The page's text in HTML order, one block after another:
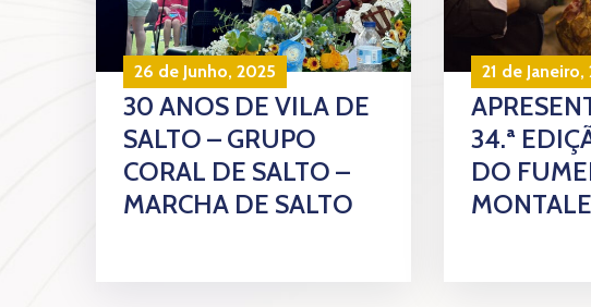
26 de Junho, 2025
30 ANOS DE VILA DE
SALTO – GRUPO
CORAL DE SALTO –
MARCHA DE SALTO
21 de Janeiro,
34.ª
DO